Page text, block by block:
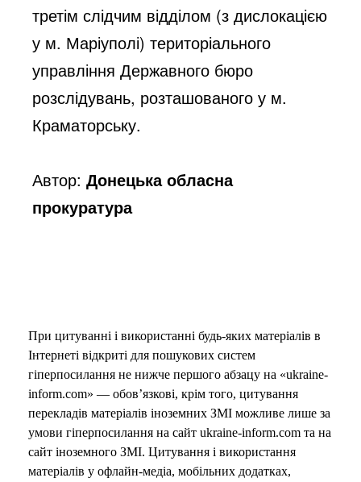
третім слідчим відділом (з дислокацією
у м. Маріуполі) територіального
управління Державного бюро
розслідувань, розташованого у м.
Краматорську.
Автор:Донецька обласна
прокуратура
При цитуванні і використанні будь-яких матеріалів в
Інтернеті відкриті для пошукових систем
гіперпосилання не нижче першого абзацу на «ukraine-
inform.com» — обов’язкові, крім того, цитування
перекладів матеріалів іноземних ЗМІ можливе лише за
умови гіперпосилання на сайт ukraine-inform.com та на
сайт іноземного ЗМІ. Цитування і використання
матеріалів у офлайн-медіа, мобільних додатках,